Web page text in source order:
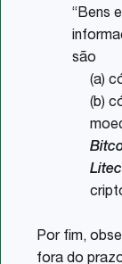
“Bens
são
(a)
(b)
Por fim,
fora do